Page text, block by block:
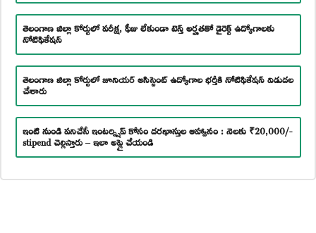
తెలంగాణ జిల్లా కోర్టులో పరీక్ష, ఫీజు లేకుండా టెన్త్ అర్హతతో డైరెక్ట్ ఉద్యోగాలకు
నోటిఫికేషన్
తెలంగాణ జిల్లా కోర్టులో జూనియర్ అసిస్టెంట్ ఉద్యోగాల భర్తీకి నోటిఫికేషన్ విడుదల
చేశారు
ఇంటి నుండి పనిచేసే ఇంటర్న్షిప్ కోసం దరఖాస్తుల ఆహ్వానం : నెలకు ₹20,000/-
stipend చెల్లిస్తారు – ఇలా అప్లై చేయండి